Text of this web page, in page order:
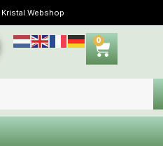
Webshop
0